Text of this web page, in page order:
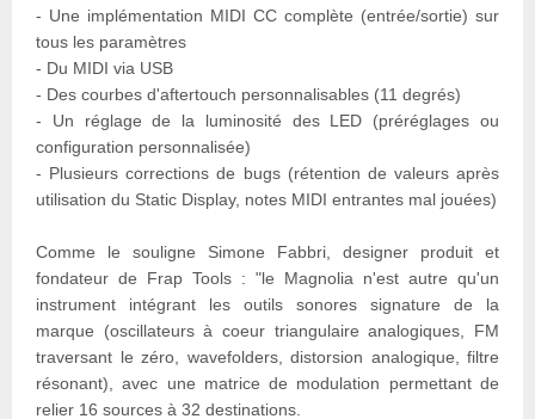
- Une implémentation MIDI CC complète (entrée/sortie) sur
tous les paramètres
- Du MIDI via USB
- Des courbes d'aftertouch personnalisables (11 degrés)
- Un réglage de la luminosité des LED (préréglages ou
configuration personnalisée)
- Plusieurs corrections de bugs (rétention de valeurs après
utilisation du Static Display, notes MIDI entrantes mal jouées)
Comme le souligne Simone Fabbri, designer produit et
fondateur de Frap Tools : "le Magnolia n'est autre qu'un
instrument intégrant les outils sonores signature de la
marque (oscillateurs à coeur triangulaire analogiques, FM
traversant le zéro, wavefolders, distorsion analogique, filtre
résonant), avec une matrice de modulation permettant de
relier 16 sources à 32 destinations.